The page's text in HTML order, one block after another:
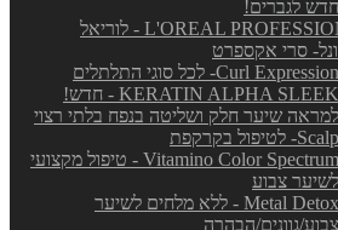
חדש לגברים!
L'OREAL PROFESSIONNEL - לוריאל
סרי אקספרט
Curl Expression- לכל סוגי התלתלים
KERATIN ALPHA SLEEK - חדש!
למראה שיער חלק ושליטה בנפח בלתי רצוי
Scalp- לטיפול בקרקפת
Vitamino Color Spectrum - טיפול מקצועי
לשיער צבוע
Metal Detox - ללא מלחים לשיער
צבוע/גוונים/הבהרה